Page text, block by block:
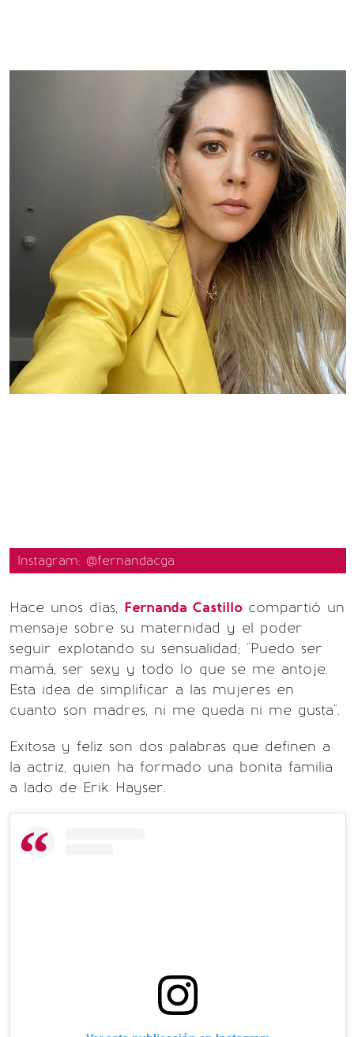
Instagram: @fernandacga
Hace unos días, Fernanda Castillo compartió un
mensaje sobre su maternidad y el poder
seguir explotando su sensualidad; "Puedo ser
mamá, ser sexy y todo lo que se me antoje.
Esta idea de simplificar a las mujeres en
cuanto son madres, ni me queda ni me gusta".
Exitosa y feliz son dos palabras que definen a
la actriz, quien ha formado una bonita familia
a lado de Erik Hayser.